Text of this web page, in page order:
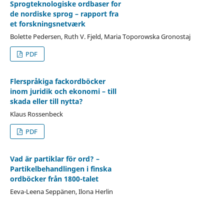
Sprogteknologiske ordbaser for
de nordiske sprog – rapport fra
et forskningsnetværk
Bolette Pedersen, Ruth V. Fjeld, Maria Toporowska Gronostaj
PDF
Flerspråkiga fackordböcker
inom juridik och ekonomi – till
skada eller till nytta?
Klaus Rossenbeck
PDF
Vad är partiklar för ord? –
Partikelbehandlingen i finska
ordböcker från 1800-talet
Eeva-Leena Seppänen, Ilona Herlin